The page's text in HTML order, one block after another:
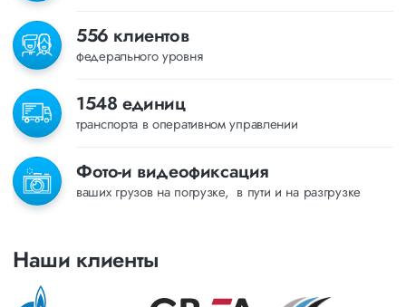
556 клиентов
федерального уровня
1548 единиц
транспорта в оперативном управлении
Фото-и видеофиксация
ваших грузов на погрузке, в пути и на разгрузке
Наши клиенты